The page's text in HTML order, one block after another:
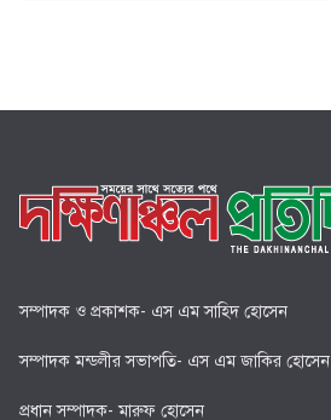
সম্পাদক ও প্রকাশক- এস এম সাহিদ হোসেন
সম্পাদক মন্ডলীর সভাপতি- এস এম জাকির হোসেন
প্রধান সম্পাদক- মারুফ হোসেন